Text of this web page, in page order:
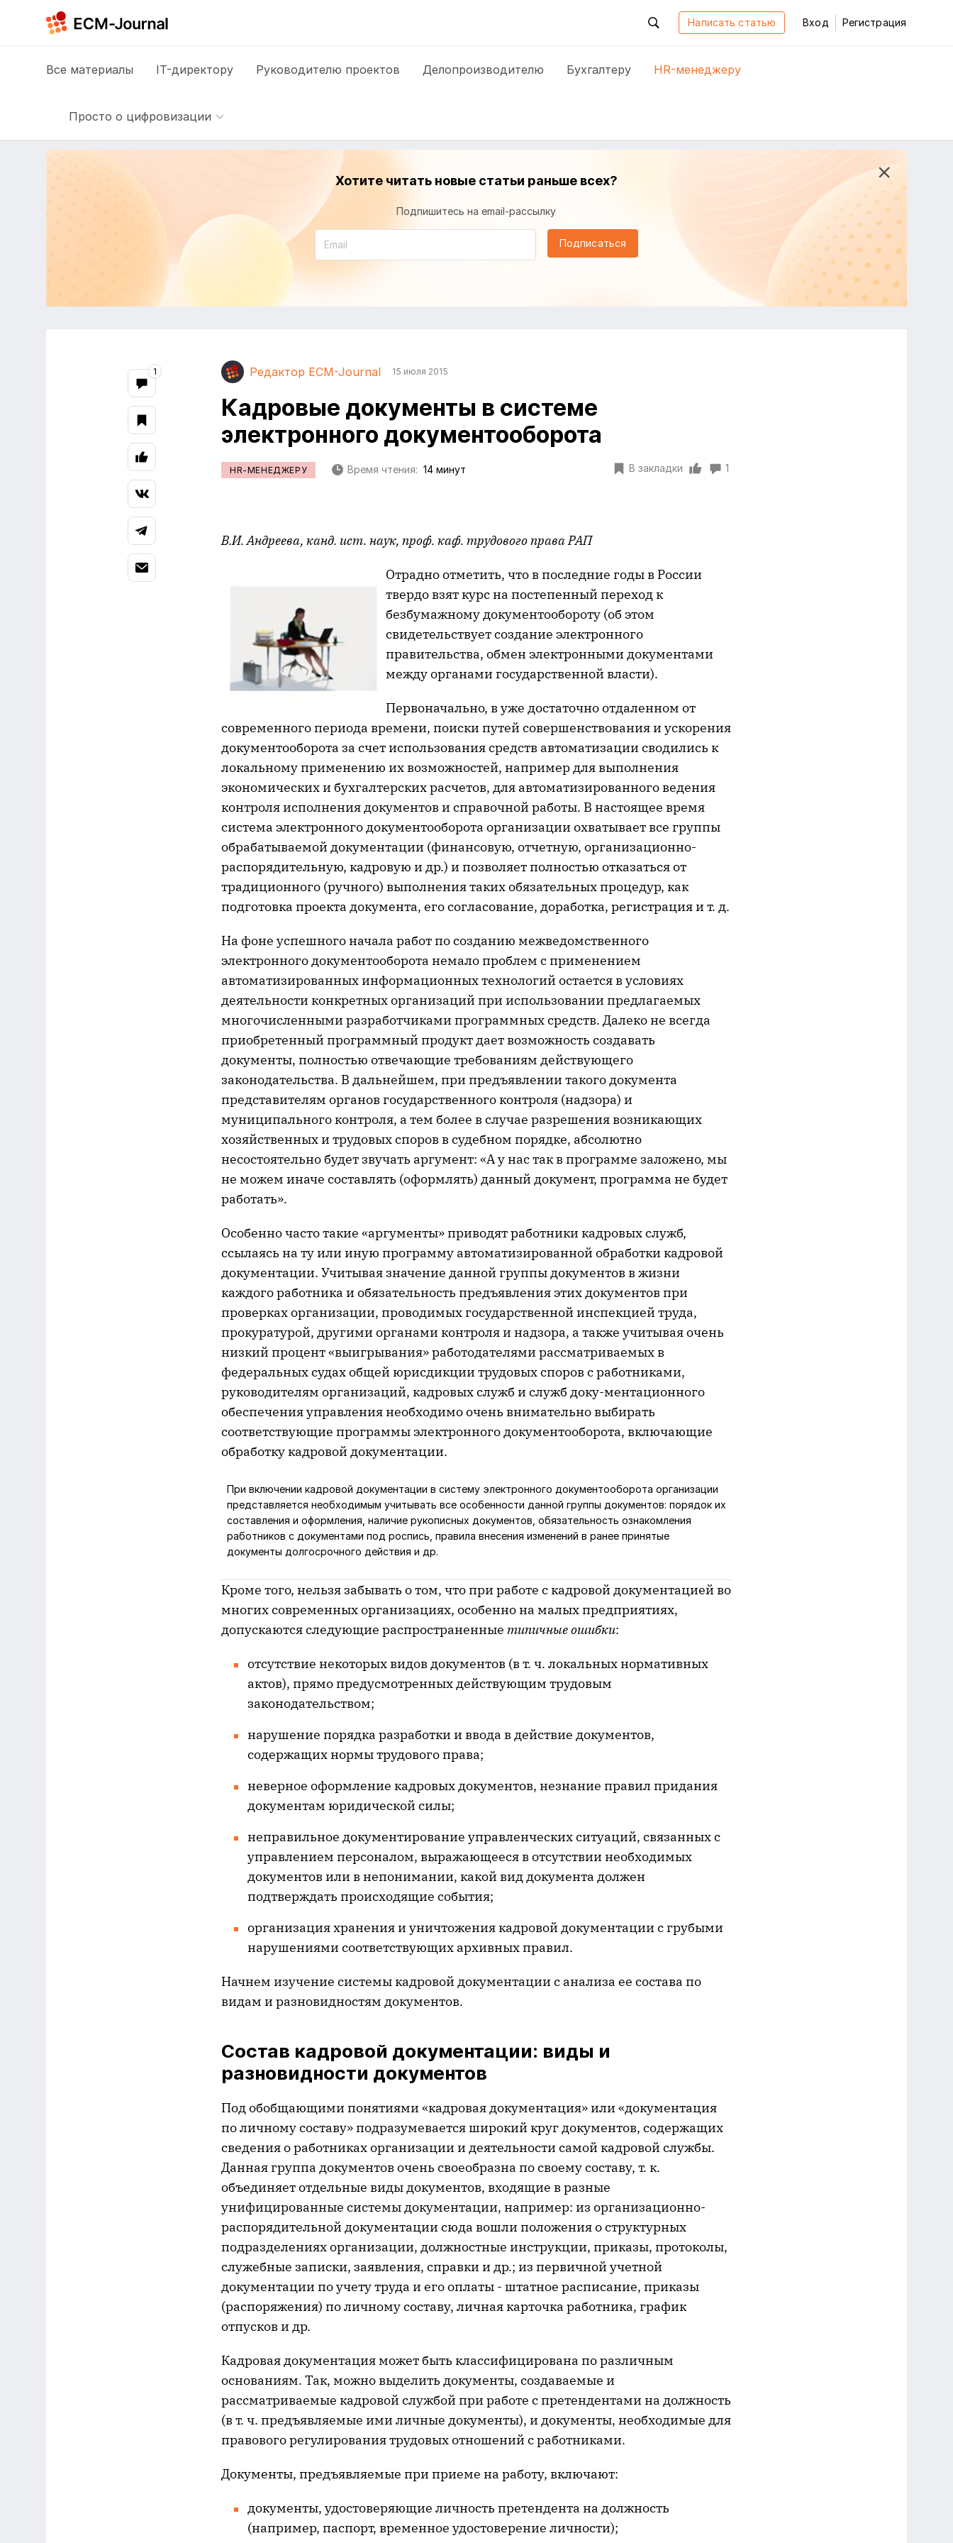
Написать статью Вход Регистрация
Все материалы IT-директору Руководителю проектов Делопроизводителю Бухгалтеру HR-менеджеру
Просто о цифровизации
Хотите читать новые статьи раньше всех?
Подпишитесь на email-рассылку
Подписаться
Редактор ECM-Journal 15 июля 2015
Кадровые документы в системе
электронного документооборота
HR-МЕНЕДЖЕРУ Время чтения: 14 минут В закладки 1
В.И. Андреева, канд. ист. наук, проф. каф. трудового права РАП
Отрадно отметить, что в последние годы в России
твердо взят курс на постепенный переход к
безбумажному документообороту (об этом
свидетельствует создание электронного
правительства, обмен электронными документами
между органами государственной власти).
Первоначально, в уже достаточно отдаленном от
современного периода времени, поиски путей совершенствования и ускорения
документооборота за счет использования средств автоматизации сводились к
локальному применению их возможностей, например для выполнения
экономических и бухгалтерских расчетов, для автоматизированного ведения
контроля исполнения документов и справочной работы. В настоящее время
система электронного документооборота организации охватывает все группы
обрабатываемой документации (финансовую, отчетную, организационно-
распорядительную, кадровую и др.) и позволяет полностью отказаться от
традиционного (ручного) выполнения таких обязательных процедур, как
подготовка проекта документа, его согласование, доработка, регистрация и т. д.
На фоне успешного начала работ по созданию межведомственного
электронного документооборота немало проблем с применением
автоматизированных информационных технологий остается в условиях
деятельности конкретных организаций при использовании предлагаемых
многочисленными разработчиками программных средств. Далеко не всегда
приобретенный программный продукт дает возможность создавать
документы, полностью отвечающие требованиям действующего
законодательства. В дальнейшем, при предъявлении такого документа
представителям органов государственного контроля (надзора) и
муниципального контроля, а тем более в случае разрешения возникающих
хозяйственных и трудовых споров в судебном порядке, абсолютно
несостоятельно будет звучать аргумент: «А у нас так в программе заложено, мы
не можем иначе составлять (оформлять) данный документ, программа не будет
работать».
Особенно часто такие «аргументы» приводят работники кадровых служб,
ссылаясь на ту или иную программу автоматизированной обработки кадровой
документации. Учитывая значение данной группы документов в жизни
каждого работника и обязательность предъявления этих документов при
проверках организации, проводимых государственной инспекцией труда,
прокуратурой, другими органами контроля и надзора, а также учитывая очень
низкий процент «выигрывания» работодателями рассматриваемых в
федеральных судах общей юрисдикции трудовых споров с работниками,
руководителям организаций, кадровых служб и служб доку-ментационного
обеспечения управления необходимо очень внимательно выбирать
соответствующие программы электронного документооборота, включающие
обработку кадровой документации.
При включении кадровой документации в систему электронного документооборота организации
представляется необходимым учитывать все особенности данной группы документов: порядок их
составления и оформления, наличие рукописных документов, обязательность ознакомления
работников с документами под роспись, правила внесения изменений в ранее принятые
документы долгосрочного действия и др.
Кроме того, нельзя забывать о том, что при работе с кадровой документацией во
многих современных организациях, особенно на малых предприятиях,
допускаются следующие распространенные типичные ошибки:
отсутствие некоторых видов документов (в т. ч. локальных нормативных
актов), прямо предусмотренных действующим трудовым
законодательством;
нарушение порядка разработки и ввода в действие документов,
содержащих нормы трудового права;
неверное оформление кадровых документов, незнание правил придания
документам юридической силы;
неправильное документирование управленческих ситуаций, связанных с
управлением персоналом, выражающееся в отсутствии необходимых
документов или в непонимании, какой вид документа должен
подтверждать происходящие события;
организация хранения и уничтожения кадровой документации с грубыми
нарушениями соответствующих архивных правил.
Начнем изучение системы кадровой документации с анализа ее состава по
видам и разновидностям документов.
Состав кадровой документации: виды и
разновидности документов
Под обобщающими понятиями «кадровая документация» или «документация
по личному составу» подразумевается широкий круг документов, содержащих
сведения о работниках организации и деятельности самой кадровой службы.
Данная группа документов очень своеобразна по своему составу, т. к.
объединяет отдельные виды документов, входящие в разные
унифицированные системы документации, например: из организационно-
распорядительной документации сюда вошли положения о структурных
подразделениях организации, должностные инструкции, приказы, протоколы,
служебные записки, заявления, справки и др.; из первичной учетной
документации по учету труда и его оплаты - штатное расписание, приказы
(распоряжения) по личному составу, личная карточка работника, график
отпусков и др.
Кадровая документация может быть классифицирована по различным
основаниям. Так, можно выделить документы, создаваемые и
рассматриваемые кадровой службой при работе с претендентами на должность
(в т. ч. предъявляемые ими личные документы), и документы, необходимые для
правового регулирования трудовых отношений с работниками.
Документы, предъявляемые при приеме на работу, включают:
документы, удостоверяющие личность претендента на должность
(например, паспорт, временное удостоверение личности);
1